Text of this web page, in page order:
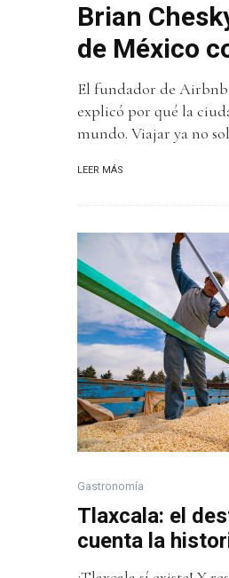
Brian
de México
El fundador de Airbnb
explicó por qué la
mundo. Viajar ya no
LEER MÁS
Gastronomía
Tlaxcala: el
cuenta la